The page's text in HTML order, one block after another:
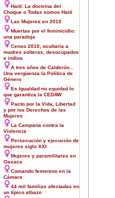
Haití: La doctrina del
Choque o Todas somos Haití
Las Mujeres en 2010
Muertas por el feminicidio:
una paradoja
Censo 2010, ocultaría a
madres solteras, desocupados
e indios
A tres años de Calderón...
Una vergüenza la Política de
Género
Es Igualdad no equidad lo
que garantiza la CEDAW
Pacto por la Vida, Libertad
y por los Derechos de las
Mujeres
La Campana contra la
Violencia
Persecución y ejecución de
mujeres siglo XXI
Mujeres y paramilitares en
Oaxaca
Comando femenino en la
Cámara
44 mil familias afectadas en
un típico albazo